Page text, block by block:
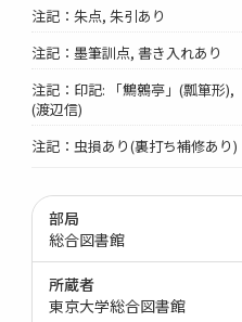
注記：朱点, 朱引あり
注記：墨筆訓点, 書き入れあり
注記：印記: 「鷦鷯亭」(瓢箪形),
(渡辺信)
注記：虫損あり(裏打ち補修あり)
部局
総合図書館
所蔵者
東京大学総合図書館